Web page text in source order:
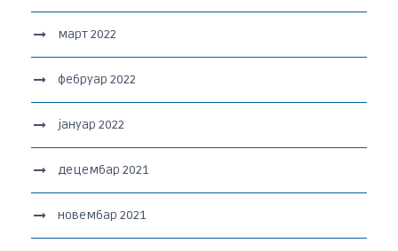
март 2022
фебруар 2022
јануар 2022
децембар 2021
новембар 2021